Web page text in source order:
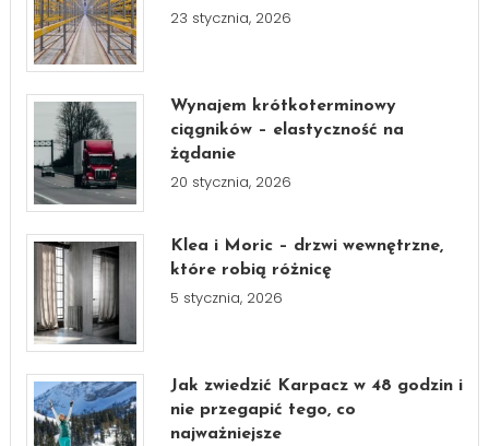
23 stycznia, 2026
Wynajem krótkoterminowy
ciągników – elastyczność na
żądanie
20 stycznia, 2026
Klea i Moric – drzwi wewnętrzne,
które robią różnicę
5 stycznia, 2026
Jak zwiedzić Karpacz w 48 godzin i
nie przegapić tego, co
najważniejsze